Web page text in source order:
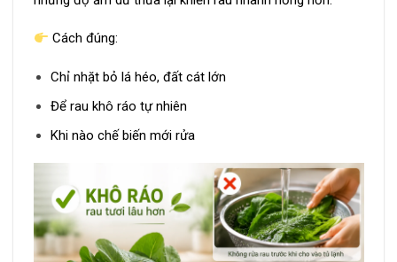
Cách đúng:
Chỉ nhặt bỏ lá héo, đất cát lớn
Để rau khô ráo tự nhiên
Khi nào chế biến mới rửa